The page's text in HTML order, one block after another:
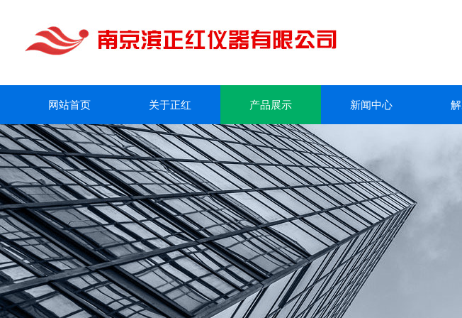
网站首页 关于正红 产品展示 新闻中心